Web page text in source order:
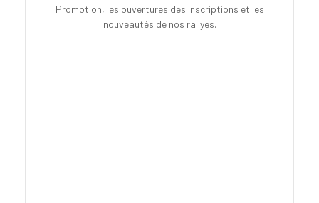
Promotion, les ouvertures des inscriptions et les
nouveautés de nos rallyes.